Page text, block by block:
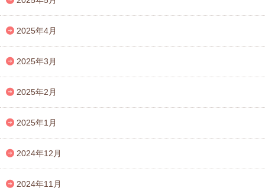
2025年4月
2025年3月
2025年2月
2025年1月
2024年12月
2024年11月